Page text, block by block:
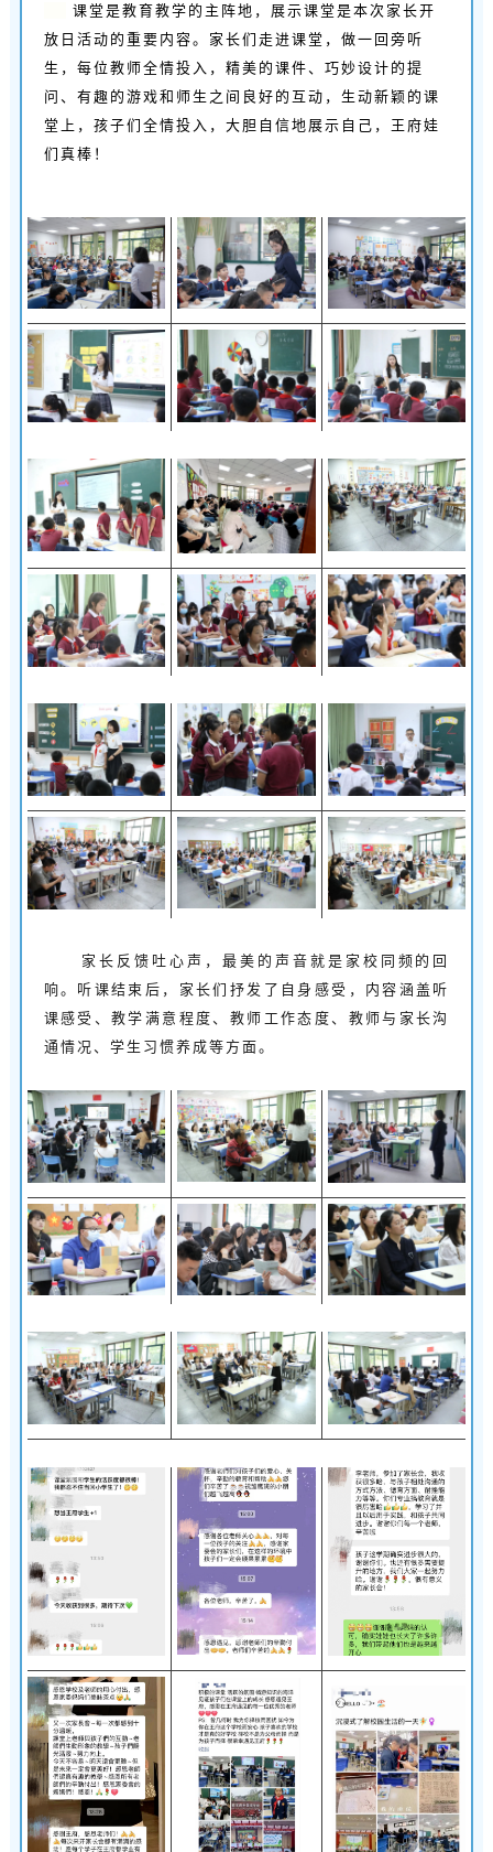
课堂是教育教学的主阵地，展示课堂是本次家长开
放日活动的重要内容。家长们走进课堂，做一回旁听
生，每位教师全情投入，精美的课件、巧妙设计的提
问、有趣的游戏和师生之间良好的互动，生动新颖的课
堂上，孩子们全情投入，大胆自信地展示自己，王府娃
们真棒！
家长反馈吐心声，最美的声音就是家校同频的回
响。听课结束后，家长们抒发了自身感受，内容涵盖听
课感受、教学满意程度、教师工作态度、教师与家长沟
通情况、学生习惯养成等方面。